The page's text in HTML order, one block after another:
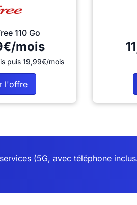
110 Go
mois
puis 19,99€/mois
l'offre
(5G, avec téléphone